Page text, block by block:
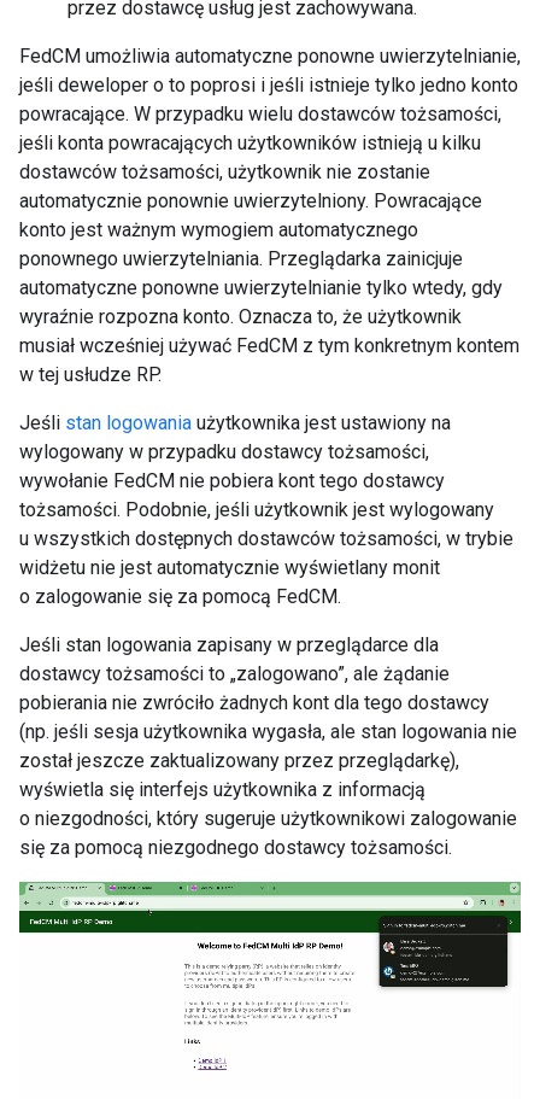
przez dostawcę usług jest zachowywana.
FedCM umożliwia automatyczne ponowne uwierzytelnianie,
jeśli deweloper o to poprosi i jeśli istnieje tylko jedno konto
powracające. W przypadku wielu dostawców tożsamości,
jeśli konta powracających użytkowników istnieją u kilku
dostawców tożsamości, użytkownik nie zostanie
automatycznie ponownie uwierzytelniony. Powracające
konto jest ważnym wymogiem automatycznego
ponownego uwierzytelniania. Przeglądarka zainicjuje
automatyczne ponowne uwierzytelnianie tylko wtedy, gdy
wyraźnie rozpozna konto. Oznacza to, że użytkownik
musiał wcześniej używać FedCM z tym konkretnym kontem
w tej usłudze RP.
Jeśli stan logowania użytkownika jest ustawiony na
wylogowany w przypadku dostawcy tożsamości,
wywołanie FedCM nie pobiera kont tego dostawcy
tożsamości. Podobnie, jeśli użytkownik jest wylogowany
u wszystkich dostępnych dostawców tożsamości, w trybie
widżetu nie jest automatycznie wyświetlany monit
o zalogowanie się za pomocą FedCM.
Jeśli stan logowania zapisany w przeglądarce dla
dostawcy tożsamości to „zalogowano”, ale żądanie
pobierania nie zwróciło żadnych kont dla tego dostawcy
(np. jeśli sesja użytkownika wygasła, ale stan logowania nie
został jeszcze zaktualizowany przez przeglądarkę),
wyświetla się interfejs użytkownika z informacją
o niezgodności, który sugeruje użytkownikowi zalogowanie
się za pomocą niezgodnego dostawcy tożsamości.